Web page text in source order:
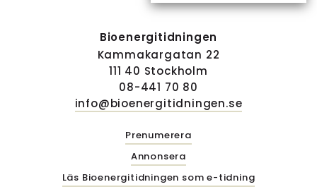
Bioenergitidningen
Kammakargatan 22
111 40 Stockholm
08-441 70 80
info@bioenergitidningen.se
Prenumerera
Annonsera
Läs Bioenergitidningen som e-tidning